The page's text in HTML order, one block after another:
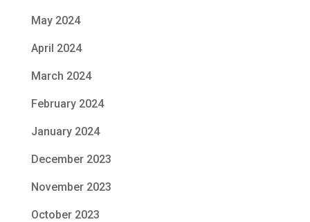
May 2024
April 2024
March 2024
February 2024
January 2024
December 2023
November 2023
October 2023